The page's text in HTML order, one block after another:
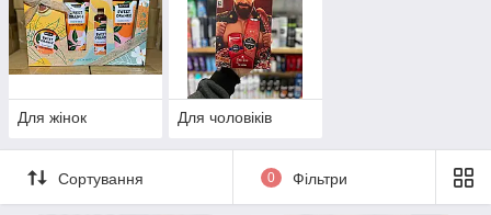
Для жінок Для чоловіків
Сортування 0 Фільтри